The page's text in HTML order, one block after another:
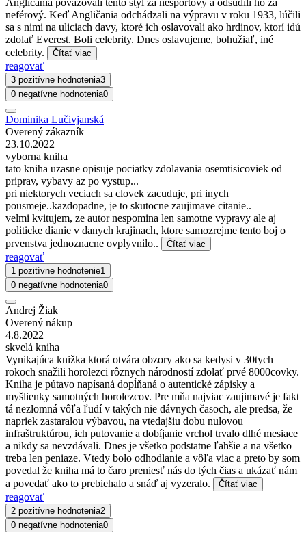
Angličania považovali tento štýl za nešportový a odsúdili ho za
neférový. Keď Angličania odchádzali na výpravu v roku 1933, lúčili
sa s nimi na uliciach davy, ktoré ich oslavovali ako hrdinov, ktorí idú
zdolať Everest. Boli celebrity. Dnes oslavujeme, bohužiaľ, iné
celebrity.
Čítať viac
reagovať
3 pozitívne hodnotenia3
0 negatívne hodnotenia0
Dominika Lučivjanská
Overený zákazník
23.10.2022
vyborna kniha
tato kniha uzasne opisuje pociatky zdolavania osemtisicoviek od
priprav, vybavy az po vystup...
pri niektorych veciach sa clovek zacuduje, pri inych
pousmeje..kazdopadne, je to skutocne zaujimave citanie..
velmi kvitujem, ze autor nespomina len samotne vypravy ale aj
politicke dianie v danych krajinach, ktore samozrejme tento boj o
prvenstva jednoznacne ovplyvnilo..
Čítať viac
reagovať
1 pozitívne hodnotenie1
0 negatívne hodnotenia0
Andrej Žiak
Overený nákup
4.8.2022
skvelá kniha
Vynikajúca knižka ktorá otvára obzory ako sa kedysi v 30tych
rokoch snažili horolezci rôznych národností zdolať prvé 8000covky.
Kniha je pútavo napísaná dopĺňaná o autentické zápisky a
myšlienky samotných horolezcov. Pre mňa najviac zaujimavé je fakt
tá nezlomná vôľa ľudí v takých nie dávnych časoch, ale predsa, že
napriek zastaralou výbavou, na vtedajšiu dobu nulovou
infraštruktúrou, ich putovanie a dobíjanie vrchol trvalo dlhé mesiace
a nikdy sa nevzdávali. Dnes je všetko podstatne ľahšie a na všetko
treba len peniaze. Vtedy bolo odhodlanie a vôľa viac a preto by som
povedal že kniha má to čaro preniesť nás do tých čias a ukázať nám
a povedať ako to prebiehalo a snáď aj vyzeralo.
Čítať viac
reagovať
2 pozitívne hodnotenia2
0 negatívne hodnotenia0